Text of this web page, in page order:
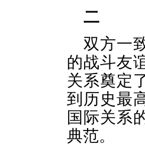
二
双方一
的战斗友
关系奠定
到历史最
国际关系
典范。